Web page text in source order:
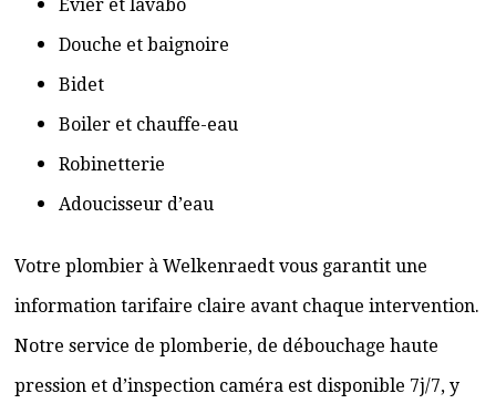
Évier et lavabo
Douche et baignoire
Bidet
Boiler et chauffe-eau
Robinetterie
Adoucisseur d’eau
Votre plombier à Welkenraedt vous garantit une
information tarifaire claire avant chaque intervention.
Notre service de plomberie, de débouchage haute
pression et d’inspection caméra est disponible 7j/7, y